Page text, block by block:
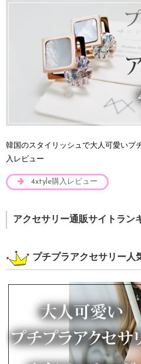
韓国のスタイリッシュで大人可愛いプ
入レビュー
4xtyle購入レビュー
アクセサリー通販サイトラン
プチプラアクセサリー人